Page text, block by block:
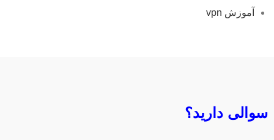
آموزش vpn
سوالی دارید؟